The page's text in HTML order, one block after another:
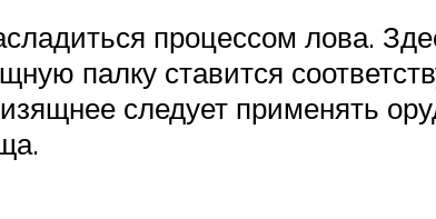
процессом лова.
палку ставится
следует применять